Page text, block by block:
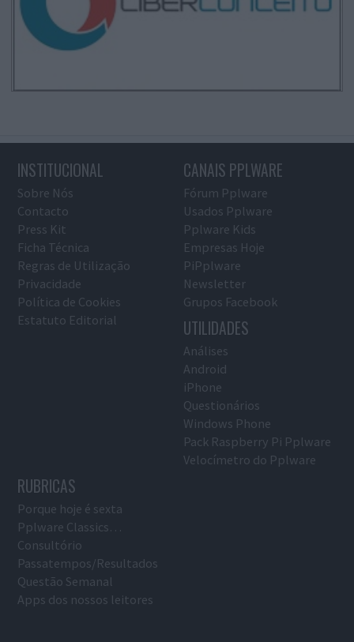
INSTITUCIONAL
Sobre Nós
Contacto
Press Kit
Ficha Técnica
Regras de Utilização
Privacidade
Política de Cookies
Estatuto Editorial
CANAIS PPLWARE
Fórum Pplware
Usados Pplware
Pplware Kids
Empresas Hoje
PiPplware
Newsletter
Grupos Facebook
UTILIDADES
Análises
Android
iPhone
Questionários
Windows Phone
Pack Raspberry Pi Pplware
Velocímetro do Pplware
RUBRICAS
Porque hoje é sexta
Pplware Classics…
Consultório
Passatempos/Resultados
Questão Semanal
Apps dos nossos leitores